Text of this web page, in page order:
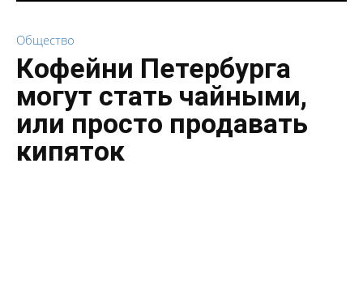
Общество
Кофейни Петербурга
могут стать чайными,
или просто продавать
кипяток